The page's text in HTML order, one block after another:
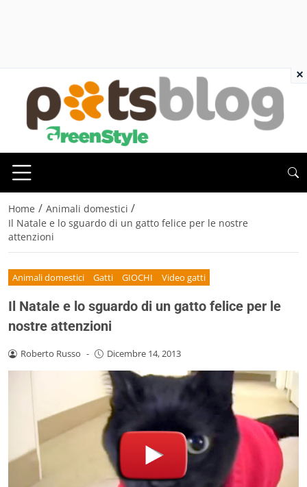
Home / Animali domestici /
Il Natale e lo sguardo di un gatto felice per le nostre
attenzioni
Animali domestici Gatti GIOCHI Video gatti
Il Natale e lo sguardo di un gatto felice per le
nostre attenzioni
Roberto Russo - Dicembre 14, 2013
×